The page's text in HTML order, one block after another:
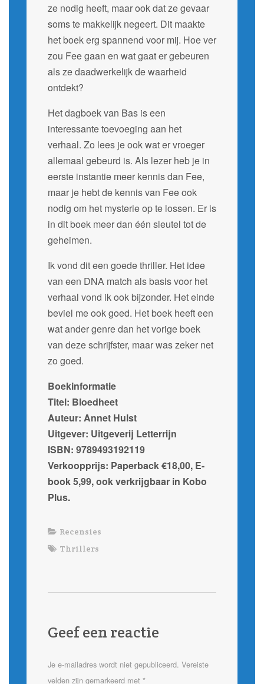
ze nodig heeft, maar ook dat ze gevaar
soms te makkelijk negeert. Dit maakte
het boek erg spannend voor mij. Hoe ver
zou Fee gaan en wat gaat er gebeuren
als ze daadwerkelijk de waarheid
ontdekt?
Het dagboek van Bas is een
interessante toevoeging aan het
verhaal. Zo lees je ook wat er vroeger
allemaal gebeurd is. Als lezer heb je in
eerste instantie meer kennis dan Fee,
maar je hebt de kennis van Fee ook
nodig om het mysterie op te lossen. Er is
in dit boek meer dan één sleutel tot de
geheimen.
Ik vond dit een goede thriller. Het idee
van een DNA match als basis voor het
verhaal vond ik ook bijzonder. Het einde
beviel me ook goed. Het boek heeft een
wat ander genre dan het vorige boek
van deze schrijfster, maar was zeker net
zo goed.
Boekinformatie
Titel: Bloedheet
Auteur: Annet Hulst
Uitgever: Uitgeverij Letterrijn
ISBN: 9789493192119
Verkoopprijs: Paperback €18,00, E-
book 5,99, ook verkrijgbaar in Kobo
Plus.
Recensies
Thrillers
Geef een reactie
Je e-mailadres wordt niet gepubliceerd. Vereiste
velden zijn gemarkeerd met *